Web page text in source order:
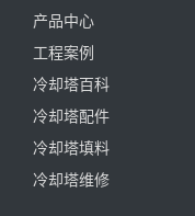
产品中心
工程案例
冷却塔百科
冷却塔配件
冷却塔填料
冷却塔维修